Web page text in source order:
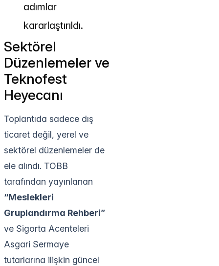
adımlar
kararlaştırıldı.
Sektörel
Düzenlemeler ve
Teknofest
Heyecanı
Toplantıda sadece dış
ticaret değil, yerel ve
sektörel düzenlemeler de
ele alındı. TOBB
tarafından yayınlanan
“Meslekleri
Gruplandırma Rehberi”
ve Sigorta Acenteleri
Asgari Sermaye
tutarlarına ilişkin güncel